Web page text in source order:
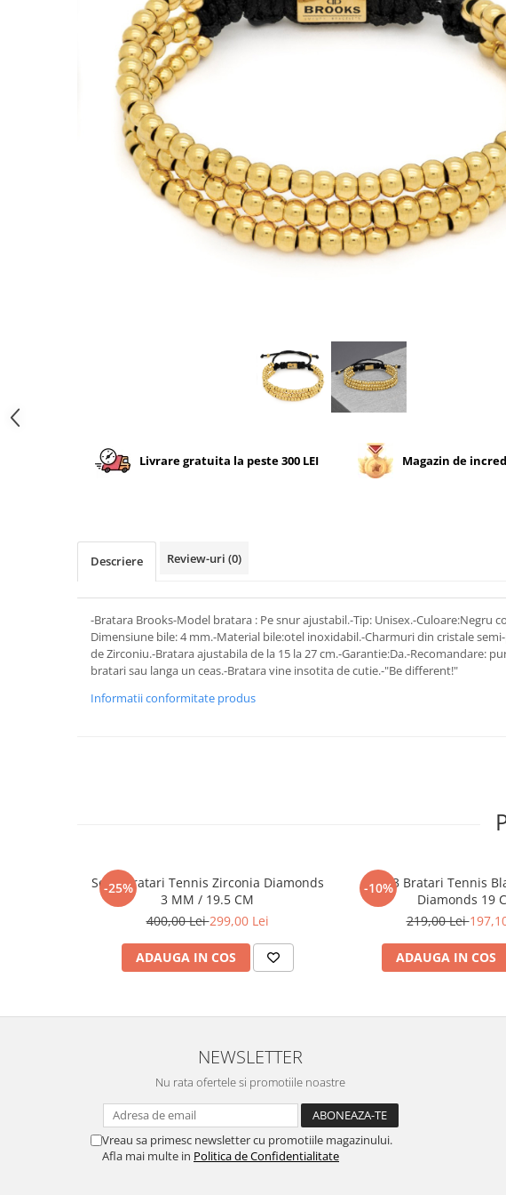
Livrare gratuita la peste 300 LEI Magazin de
Descriere Review-uri (0)
-Bratara Brooks-Model bratara : Pe snur ajustabil.-Tip: Unisex.-Culoare:Negru
Dimensiune bile: 4 mm.-Material bile:otel inoxidabil.-Charmuri din cristale
de Zirconiu.-Bratara ajustabila de la 15 la 27 cm.-Garantie:Da.-Recomandare:
bratari sau langa un ceas.-Bratara vine insotita de cutie.-"Be different!"
Informatii conformitate produs
-25%
Set 5 Bratari Tennis Zirconia Diamonds
3 MM / 19.5 CM
400,00 Lei299,00 Lei
ADAUGA IN COS
-10%
Set 3 Bratari Tennis
Diamonds 19
219,00 Lei
ADAUGA IN COS
NEWSLETTER
Nu rata ofertele si promotiile noastre
Vreau sa primesc newsletter cu promotiile magazinului.
Afla mai multe in Politica de Confidentialitate